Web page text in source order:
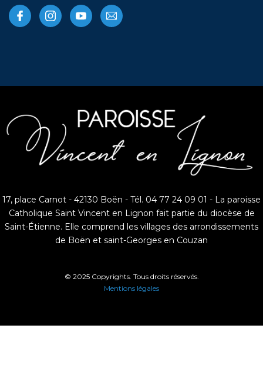
17, place Carnot - 42130 Boën - Tél. 04 77 24 09 01 - La paroisse
Catholique Saint Vincent en Lignon fait partie du diocèse de
Saint-Étienne. Elle comprend les villages des arrondissements
de Boën et saint-Georges en Couzan
© 2025 Copyrights. Tous droits réservés.
Mentions légales